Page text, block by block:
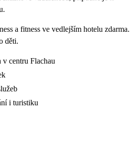
a fitness ve vedlejším hotelu zdarma.
děti.
centru Flachau
i turistiku